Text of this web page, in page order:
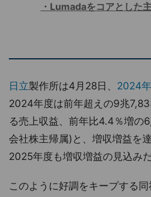
Lumadaをコアとした
日立製作所は4月28日、 2024
2024年度は前年超えの9兆
る売上収益、前年比4.4％増の
会社株主帰属)と、増収増益を
2025年度も増収増益の見込みだ
このように好調をキープする